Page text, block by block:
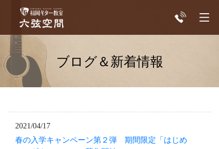
ブログ＆新着情報
2021/04/17
春の入学キャンペーン第２弾 期間限定「はじめ